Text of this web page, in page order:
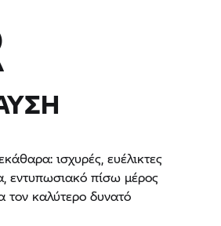
ισχυρές, ευέλικτες
εντυπωσιακό πίσω μέρος
τον καλύτερο δυνατό